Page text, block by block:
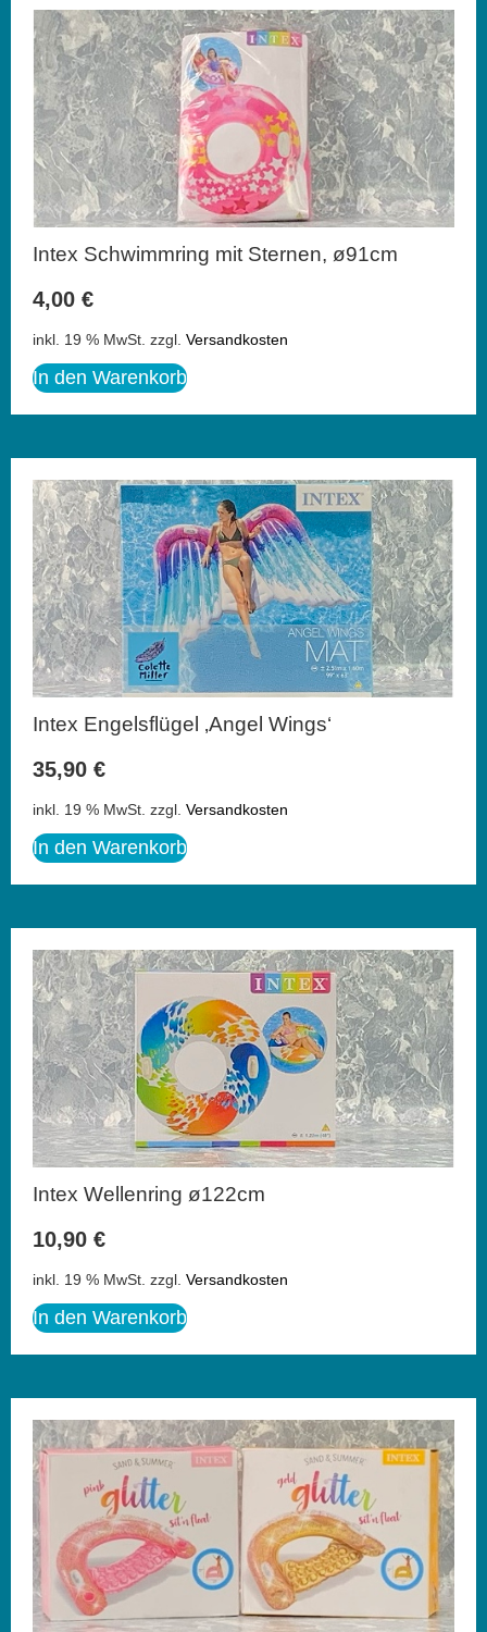
Intex Schwimmring mit Sternen, ø91cm
4,00 €
inkl. 19 % MwSt. zzgl. Versandkosten
In den Warenkorb
Intex Engelsflügel ‚Angel Wings‘
35,90 €
inkl. 19 % MwSt. zzgl. Versandkosten
In den Warenkorb
Intex Wellenring ø122cm
10,90 €
inkl. 19 % MwSt. zzgl. Versandkosten
In den Warenkorb